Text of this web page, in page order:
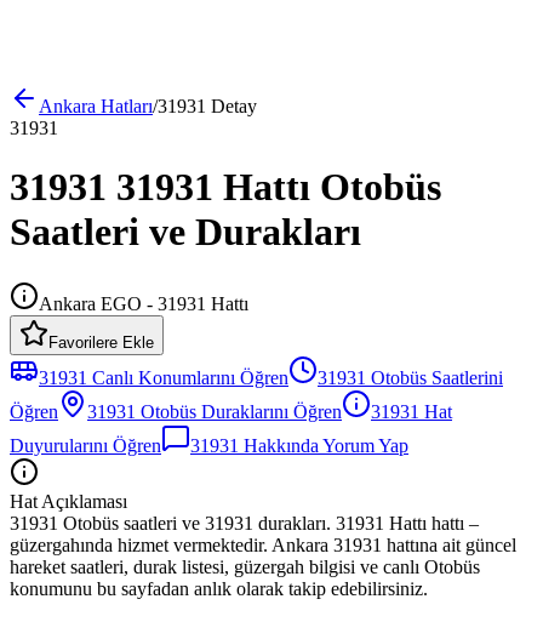
Ankara Hatları/31931 Detay
31931
31931 31931 Hattı Otobüs
Saatleri ve Durakları
Ankara EGO - 31931 Hattı
Favorilere Ekle
31931 Canlı Konumlarını Öğren 31931 Otobüs Saatlerini
Öğren
31931 Otobüs Duraklarını Öğren 31931 Hat
Duyurularını Öğren
31931 Hakkında Yorum Yap
Hat Açıklaması
31931 Otobüs saatleri ve 31931 durakları. 31931 Hattı hattı –
güzergahında hizmet vermektedir. Ankara 31931 hattına ait güncel
hareket saatleri, durak listesi, güzergah bilgisi ve canlı Otobüs
konumunu bu sayfadan anlık olarak takip edebilirsiniz.